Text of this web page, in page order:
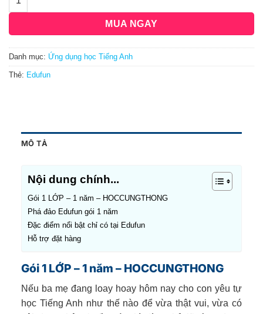
MUA NGAY
Danh mục: Ứng dụng học Tiếng Anh
Thẻ: Edufun
MÔ TẢ
Nội dung chính...
Gói 1 LỚP – 1 năm – HOCCUNGTHONG
Phá đảo Edufun gói 1 năm
Đặc điểm nổi bật chỉ có tại Edufun
Hỗ trợ đặt hàng
Gói 1 LỚP – 1 năm – HOCCUNGTHONG
Nếu ba mẹ đang loay hoay hôm nay cho con yêu tự
học Tiếng Anh như thế nào để vừa thật vui, vừa có